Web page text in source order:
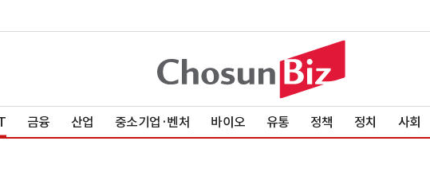
금융 산업 중소기업·벤처 바이오 유통 정책 정치 사회